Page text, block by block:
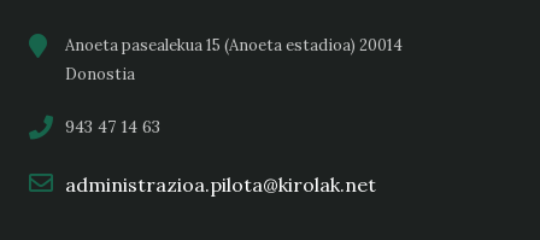
Anoeta pasealekua 15 (Anoeta estadioa) 20014
Donostia
943 47 14 63
administrazioa.pilota@kirolak.net